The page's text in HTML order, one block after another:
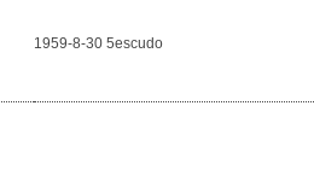
1959-8-30 5escudo